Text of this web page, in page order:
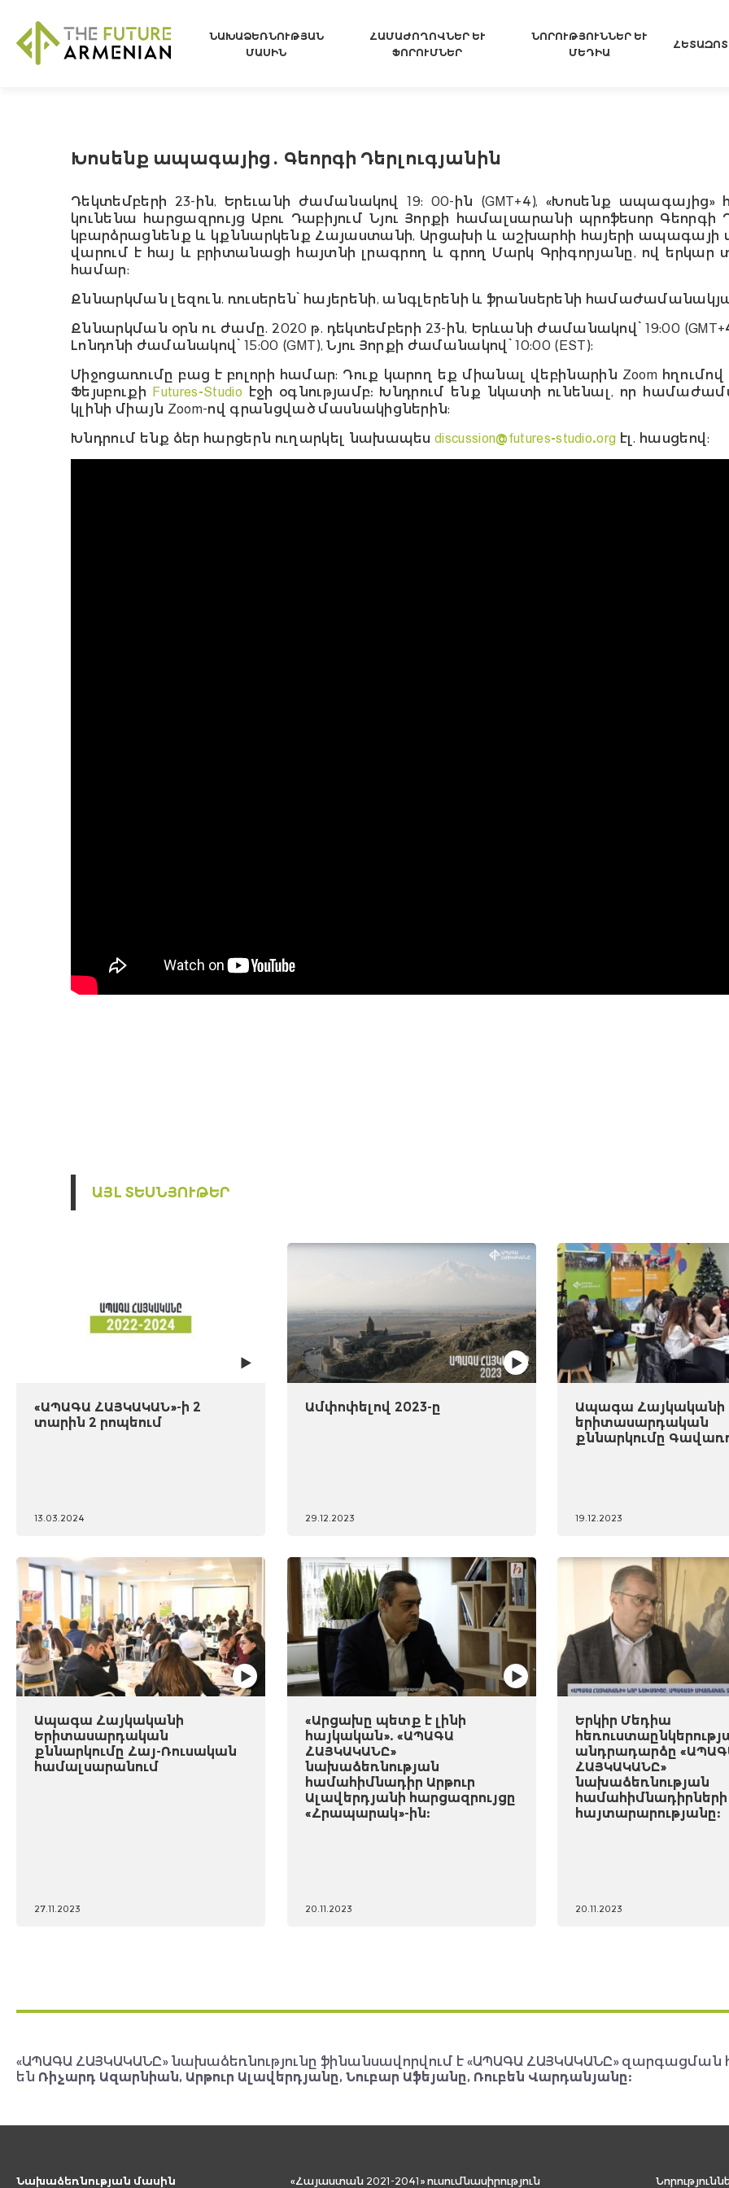
ՆԱԽԱՁԵՌՆՈՒԹՅԱՆ
ՄԱՍԻՆ
ՀԱՄԱԺՈՂՈՎՆԵՐ ԵՒ Ֆ
ՈՐՈՒՄՆԵՐ
ՆՈՐՈՒԹՅՈՒՆՆԵՐ ԵՒ Մ
ԵԴԻԱ
Խոսենք ապագայից․ Գեորգի Դերլուգյանին
Դեկտեմբերի 23-ին, Երեւանի ժամանակով 19: 00-ին (GMT+4), «Խոսենք ապագայից»
կունենա հարցազրույց Աբու Դաբի յում Նյու Յորքի համալսարանի պրոֆեսոր Գեորգի
կբարձրացնենք և կքննարկենք Հայաստանի, Արցախի և աշխար հի հայերի ապագայի
վարում է հայ և բրիտանացի հայտնի լրագրող և գրող Մարկ Գրիգորյանը, ով երկար
համար:
Քննարկման լեզուն. ռուսերեն՝ հայերենի, անգլերենի և ֆրանսերենի
Քննարկման օրն ու ժամը. 2020 թ. դեկտեմբերի 23-ին, Երևանի ժամանակով՝ 19:00
Լոնդոնի ժամանակով՝ 15:00 (GMT), Նյու Յորքի ժամանակով՝ 10:00 (EST):
Միջոցառումը բաց է բոլորի համար: Դուք կարող եք միանալ վեբինարին Zoom
Ֆեյսբուքի Futures-Studio էջի օգնությամբ։ Խնդրում ենք նկատի ունենալ, որ
կլինի միայն Zoom-ով գրանցված մասնակիցներին:
Խնդրում ենք ձեր հարցերն ուղարկել նախապեսdiscussion@futures-studio.org էլ. հասցեով:
ԱՅԼ ՏԵՍՆՅՈՒԹԵՐ
«ԱՊԱԳԱ ՀԱՅԿԱԿԱՆ»-ի 2
տարին 2 րոպեում
13.03.2024
Ամփոփելով 2023-ը
29.12.2023
Ապագա Հայկականի
երիտասարդական
քննարկումը
19.12.2023
Ապագա Հայկականի
Երիտասարդական
քննարկումը Հայ-Ռուսական
համալսարանում
27.11.2023
«Արցախը պետք է լինի
հայկական». «ԱՊԱԳԱ
ՀԱՅԿԱԿԱՆԸ»
նախաձեռնության
համահիմնադիր Արթուր
Ալավերդյանի հարցազրույցը
«Հրապարակ»-ին:
20.11.2023
Երկիր Մեդիա
անդրադարձը
ՀԱՅԿԱԿԱՆԸ»
նախաձեռնության
համահիմնադիրների
հայտարարությանը:
20.11.2023
«ԱՊԱԳԱ ՀԱՅԿԱԿԱՆԸ» նախաձեռնությունը ֆինանսավորվում է «ԱՊԱԳԱ ՀԱՅԿԱԿԱՆԸ»
են Ռիչարդ Ազարնիան, Արթուր Ալավերդյանը, Նուբար Աֆեյանը, Ռուբեն Վարդանյանը:
Նախաձեռնության մասին «Հայաստան 2021-2041» ուսումնասիրություն